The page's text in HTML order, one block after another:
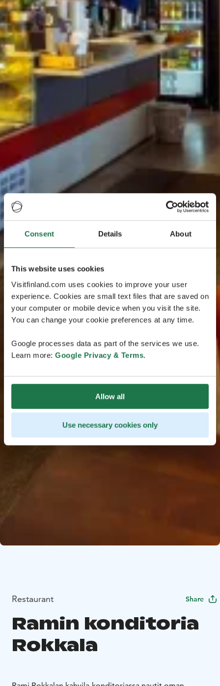
Consent Details About
This website uses cookies
Visitfinland.com uses cookies to improve your user
experience. Cookies are small text files that are saved on
your computer or mobile device when you visit the site.
You can change your cookie preferences at any time.
Google processes data as part of the services we use.
Learn more: Google Privacy & Terms.
Allow all
Use necessary cookies only
Restaurant Share
Ramin konditoria
Rokkala